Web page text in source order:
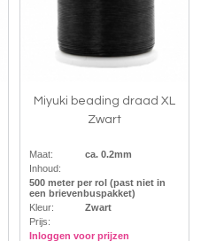
Miyuki beading draad XL
Zwart
Maat:
ca. 0.2mm
Inhoud:
500 meter per rol (past niet in
een brievenbuspakket)
Kleur:
Zwart
Prijs:
Inloggen voor prijzen